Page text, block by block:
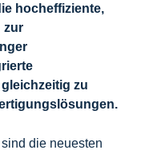
hocheffiziente,
zur
zu
die neuesten